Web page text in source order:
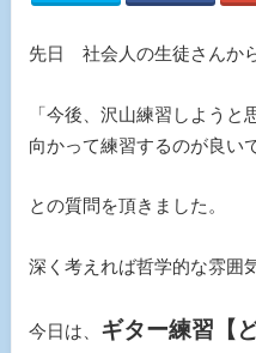
先日 社会人の生徒さんか
「今後、沢山練習しよう
向かって練習するのが良い
との質問を頂きました。
深く考えれば哲学的な雰囲
今日は、 ギター練習【